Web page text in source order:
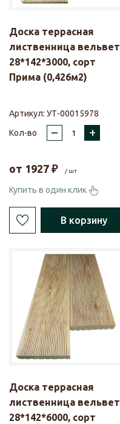
Доска террасная
лиственница вельвет
28*142*3000, сорт
Прима (0,426м2)
Артикул: УТ-00015978
Кол-во
– +
от 1927 ₽ / шт
Купить в один клик
В корзину
Доска террасная
лиственница вельвет
28*142*6000, сорт